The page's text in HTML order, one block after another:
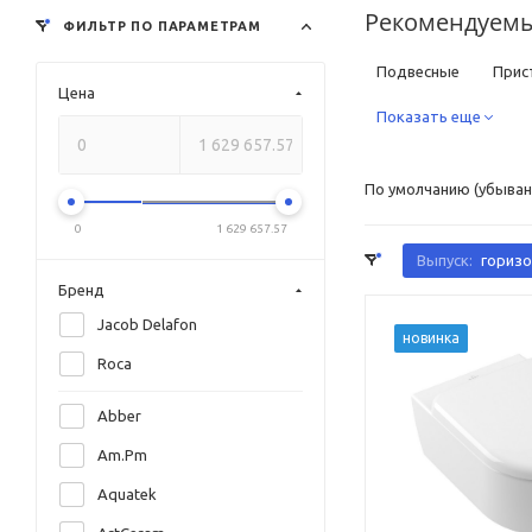
Подвесные
Квадратные
Классические
С антигрязевым
Электронные с
Показать еще
По умолчанию
Выпуск:
новинка
ФИЛЬТР ПО ПАРАМЕТРАМ
Цена
0 1 629 657.57
Бренд
Jacob Delafon
Roca
Abber
Am.Pm
Aquatek